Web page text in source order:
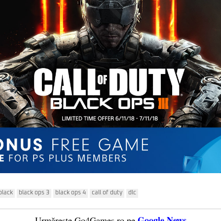
black ops 3 black ops 4 call of duty dlc